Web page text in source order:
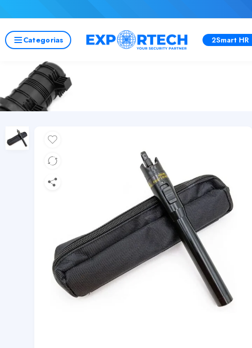
Categorias 2Smart HR